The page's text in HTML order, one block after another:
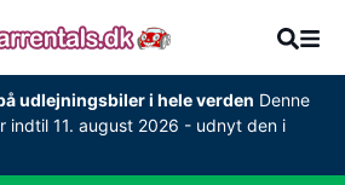
udlejningsbiler i hele verden Denne
indtil 11. august 2026 - udnyt den i